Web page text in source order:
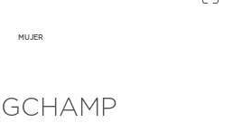
MUJER